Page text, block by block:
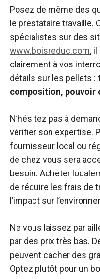
Posez de même des
le prestataire travaille.
spécialistes sur des
www.boisreduc.com,
clairement à vos
détails sur les pellets :
composition, pouvoir
N’hésitez pas à
vérifier son expertise.
fournisseur local ou
de chez vous sera
besoin. Acheter
de réduire les frais de
l’impact sur
Ne vous laissez par
par des prix très bas.
peuvent cacher des
Optez plutôt pour un